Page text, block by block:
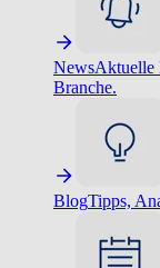
NewsAktuelle
Branche.
BlogTipps,